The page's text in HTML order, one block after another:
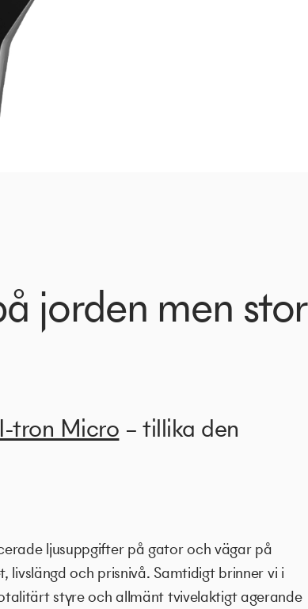
jorden men stor
I-tron Micro – tillika den
ljusuppgifter på gator och vägar på
och prisnivå. Samtidigt brinner vi i
styre och allmänt tvivelaktigt agerande